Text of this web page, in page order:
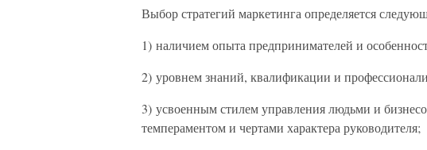
Выбор стратегий маркетинга определяется
1) наличием опыта предпринимателей и
2) уровнем знаний, квалификации и
3) усвоенным стилем управления людьми и
темпераментом и чертами характера руководителя;